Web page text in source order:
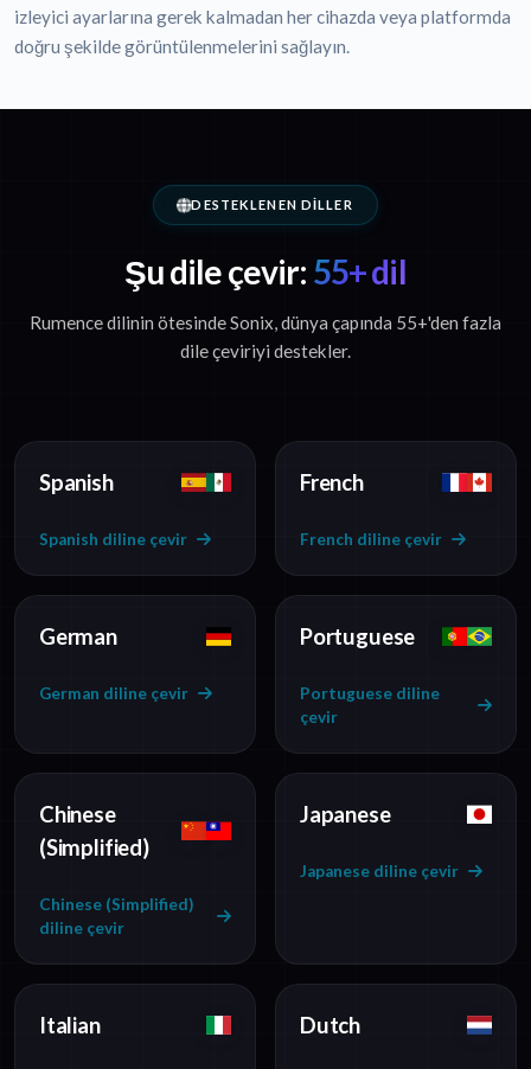
izleyici ayarlarına gerek kalmadan her cihazda veya platformda
doğru şekilde görüntülenmelerini sağlayın.
DESTEKLENEN DILLER
Şu dile çevir: 55+ dil
Rumence dilinin ötesinde Sonix, dünya çapında 55+'den fazla
dile çeviriyi destekler.
Spanish
Spanish diline çevir
French
French diline çevir
German
German diline çevir
Portuguese
Portuguese diline
çevir
Chinese
(Simplified)
Chinese (Simplified)
diline çevir
Japanese
Japanese diline çevir
Italian Dutch